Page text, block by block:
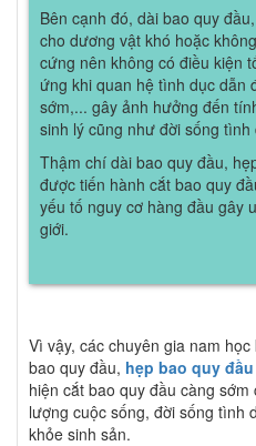
Bên cạnh đó, dài bao quy
cho dương vật khó hoặc
cứng nên không có điều kiện
ứng khi quan hệ tình dục dẫn
sớm,... gây ảnh hưởng đến
sinh lý cũng như đời sống tình
Thậm chí dài bao quy đầu,
được tiến hành cắt bao quy
yếu tố nguy cơ hàng đầu gây
giới.
Vì vậy, các chuyên gia nam
bao quy đầu, hẹp bao quy đầu
hiện cắt bao quy đầu càng
lượng cuộc sống, đời sống tình
khỏe sinh sản.